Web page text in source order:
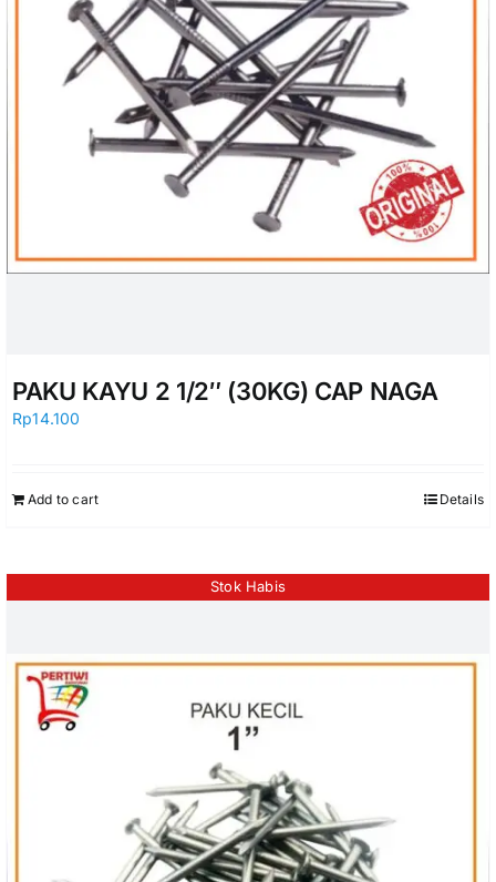
PAKU KAYU 2 1/2″ (30KG) CAP NAGA
Rp14.100
Add to cart Details
Stok Habis